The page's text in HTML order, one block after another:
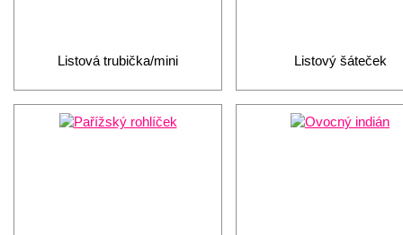
Listová trubička/mini Listový šáteček